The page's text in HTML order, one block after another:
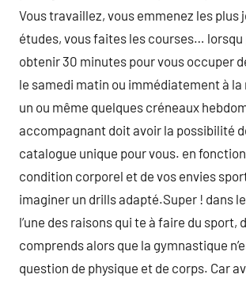
Vous travaillez, vous emmenez les plus
études, vous faites les courses…
obtenir 30 minutes pour vous occuper
le samedi matin ou immédiatement à la
un ou même quelques créneaux
accompagnant doit avoir la possibilité
catalogue unique pour vous. en
condition corporel et de vos envies
imaginer un drills adapté.Super ! dans le
l’une des raisons qui te à faire du sport,
comprends alors que la gymnastique
question de physique et de corps. Car